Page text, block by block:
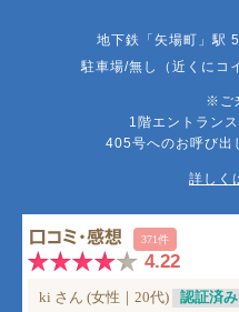
地下鉄「矢場町」駅
駐車場/無し（近くにコ
※ご
1階エントラン
405号へのお呼び出
詳しく